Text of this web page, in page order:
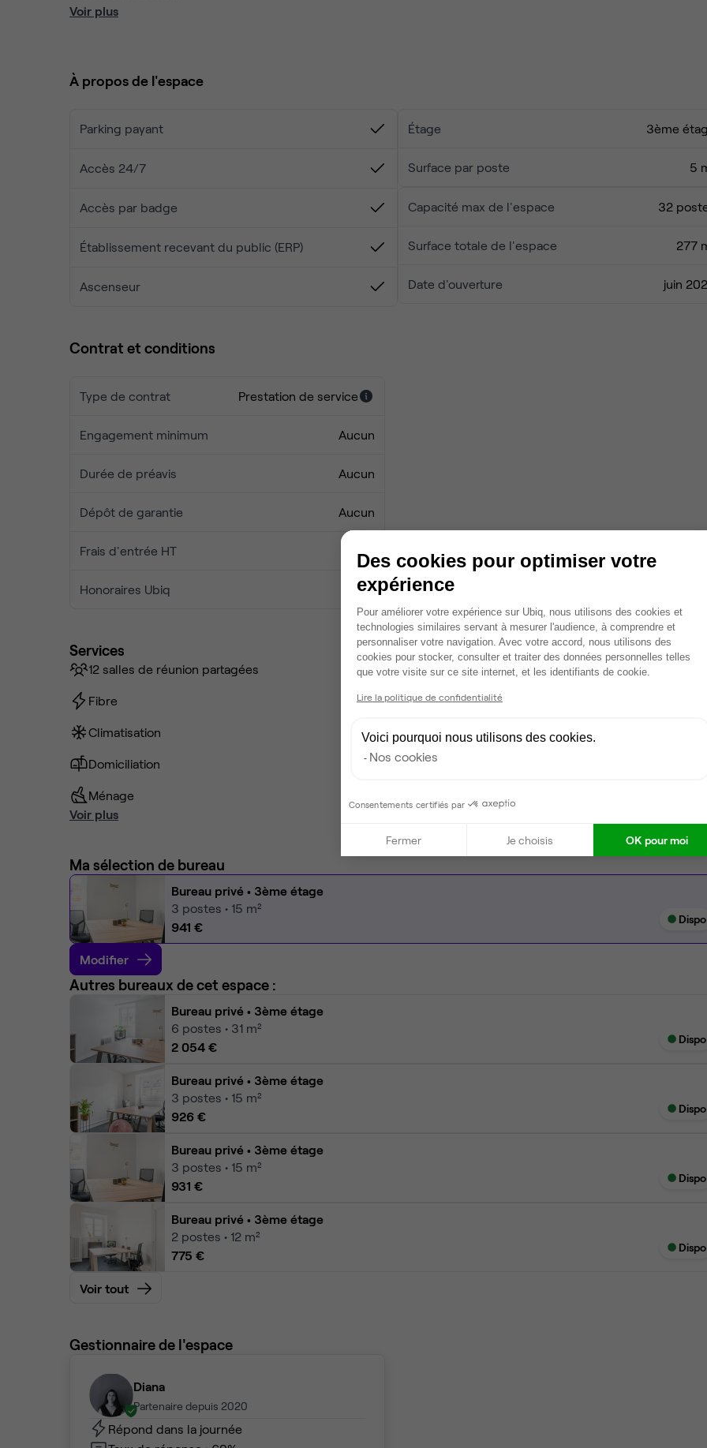
Voir plus
À propos de l'espace
Parking payant
Accès 24/7
Accès par badge
Établissement recevant du public (ERP)
Ascenseur
Étage 3ème
Surface par poste 5
Capacité max de l'espace 32
Surface totale de l'espace 277
Date d'ouverture juin
Contrat et conditions
Type de contrat Prestation de service
Engagement minimum Aucun
Durée de préavis Aucun
Dépôt de garantie Aucun
Frais d'entrée HT 0 €
Honoraires Ubiq 0 €
Services
12 salles de réunion partagées
Fibre
Climatisation
Domiciliation
Ménage
Casier fermé
Photocopieur
Imprimante
Espace détente
Voir plus
Ma sélection de bureau
Bureau privé • 3ème étage
3 postes • 15 m²
941 €
Dispo
Modifier
Autres bureaux de cet espace :
Bureau privé • 3ème étage
6 postes • 31 m²
2 054 €
Dispo
Bureau privé • 3ème étage
3 postes • 15 m²
926 €
Dispo
Bureau privé • 3ème étage
3 postes • 15 m²
931 €
Dispo
Bureau privé • 3ème étage
2 postes • 12 m²
775 €
Dispo
Voir tout
Gestionnaire de l'espace
Diana
Partenaire depuis 2020
Répond dans la journée
Des cookies pour optimiser votre
expérience
Plateforme de Gestion du
Pour améliorer votre expérience sur Ubiq, nous utilisons des cookies et
technologies similaires servant à mesurer l'audience, à comprendre et
personnaliser votre navigation. Avec votre accord, nous utilisons des
cookies pour stocker, consulter et traiter des données personnelles telles
que votre visite sur ce site internet, et les identifiants de cookie.
Lire la politique de confidentialité
Voici pourquoi nous utilisons des cookies.
Nos cookies
Consentements certifiés par
Fermer Je choisis OK pour moi
Axeptio consent